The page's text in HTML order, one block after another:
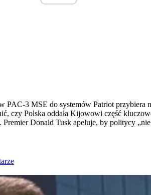
3 MSE do systemów Patriot przybiera
czy Polska oddała Kijowowi część
Donald Tusk apeluje, by politycy